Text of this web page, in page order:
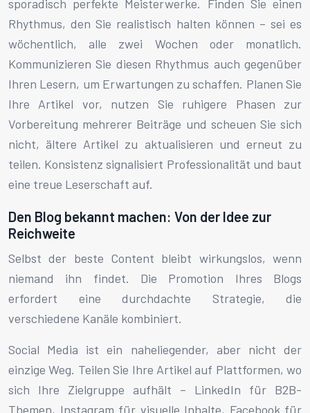
sporadisch perfekte Meisterwerke. Finden Sie einen
Rhythmus, den Sie realistisch halten können – sei es
wöchentlich, alle zwei Wochen oder monatlich.
Kommunizieren Sie diesen Rhythmus auch gegenüber
Ihren Lesern, um Erwartungen zu schaffen. Planen Sie
Ihre Artikel vor, nutzen Sie ruhigere Phasen zur
Vorbereitung mehrerer Beiträge und scheuen Sie sich
nicht, ältere Artikel zu aktualisieren und erneut zu
teilen. Konsistenz signalisiert Professionalität und baut
eine treue Leserschaft auf.
Den Blog bekannt machen: Von der Idee zur
Reichweite
Selbst der beste Content bleibt wirkungslos, wenn
niemand ihn findet. Die Promotion Ihres Blogs
erfordert eine durchdachte Strategie, die
verschiedene Kanäle kombiniert.
Social Media ist ein naheliegender, aber nicht der
einzige Weg. Teilen Sie Ihre Artikel auf Plattformen, wo
sich Ihre Zielgruppe aufhält – LinkedIn für B2B-
Themen, Instagram für visuelle Inhalte, Facebook für